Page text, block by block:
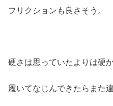
フリクションも良さそう。
硬さは思っていたよりは硬
履いてなじんできたらまた